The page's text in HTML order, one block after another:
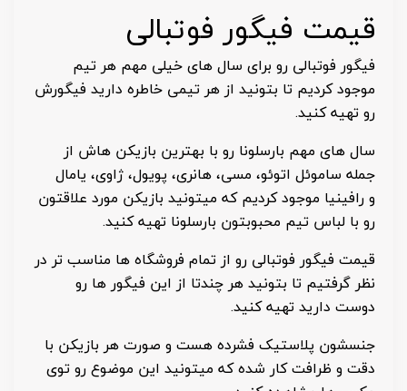
قیمت فیگور فوتبالی
فیگور فوتبالی رو برای سال های خیلی مهم هر تیم
موجود کردیم تا بتونید از هر تیمی خاطره دارید فیگورش
رو تهیه کنید.
سال های مهم بارسلونا رو با بهترین بازیکن هاش از
جمله ساموئل اتوئو، مسی، هانری، پویول، ژاوی، یامال
و رافینیا موجود کردیم که میتونید بازیکن مورد علاقتون
رو با لباس تیم محبوبتون بارسلونا تهیه کنید.
قیمت فیگور فوتبالی رو از تمام فروشگاه ها مناسب تر در
نظر گرفتیم تا بتونید هر چندتا از این فیگور ها رو
دوست دارید تهیه کنید.
جنسشون پلاستیک فشرده هست و صورت هر بازیکن با
دقت و ظرافت کار شده که میتونید این موضوع رو توی